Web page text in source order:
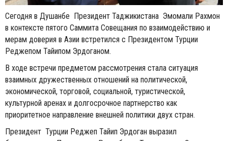
Сегодня в Душанбе Президент Таджикистана Эмомали Рахмон
в контексте пятого Саммита Совещания по взаимодействию и
мерам доверия в Азии встретился с Президентом Турции
Реджепом Тайипом Эрдоганом.
В ходе встречи предметом рассмотрения стала ситуация
взаимных дружественных отношений на политической,
экономической, торговой, социальной, туристической,
культурной аренах и долгосрочное партнерство как
приоритетное направление внешней политики двух стран.
Президент Турции Реджеп Тайип Эрдоган выразил